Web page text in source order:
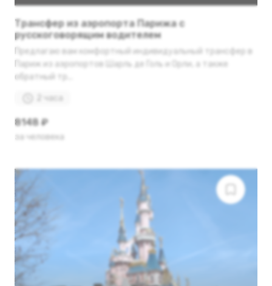
Трансфер из аэропорта Парижа с
русскоговорящим водителем
Предлагаю вам комфортный индивидуальный трансфер в
Париж из аэропортов Шарль де Голь и Орли, а также
обратный тр...
2 часа
8148 ₽
за человека